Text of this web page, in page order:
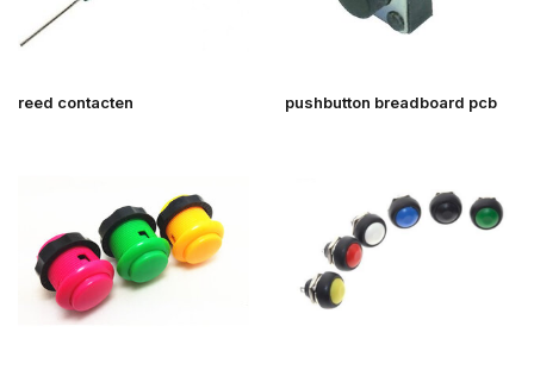
reed contacten pushbutton breadboard pcb